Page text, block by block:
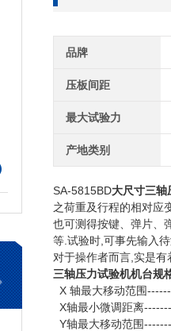
品牌
压板间距
最大试验力
产地类别
SA-5815BD大尺寸三轴
之荷重及行程的相对应
也可测得按键、弹片、
等.试验时,可事先输入
对于操作者而言,实是
三轴压力试验机机台规
X 轴最大移动范围
X轴最小微调距离
Y轴最大移动范围